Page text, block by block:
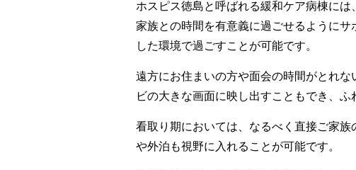
ホスピス徳島と呼ばれる緩和ケア病棟に
家族との時間を有意義に過ごせるように
した環境で過ごすことが可能です。
遠方にお住まいの方や面会の時間がとれ
ビの大きな画面に映し出すこともでき、ふ
看取り期においては、なるべく直接ご家
や外泊も視野に入れることが可能です。